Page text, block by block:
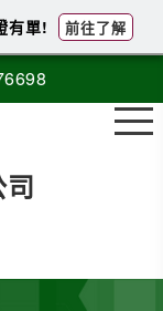
6698
有單! 前往了解